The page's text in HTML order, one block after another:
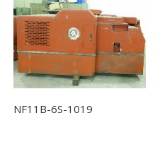
NF11B-6S-1019